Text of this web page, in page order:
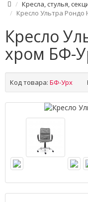
Кресла, стулья,
Кресло Ультра
Кресло
хром БФ-
Код товара: БФ-Урх